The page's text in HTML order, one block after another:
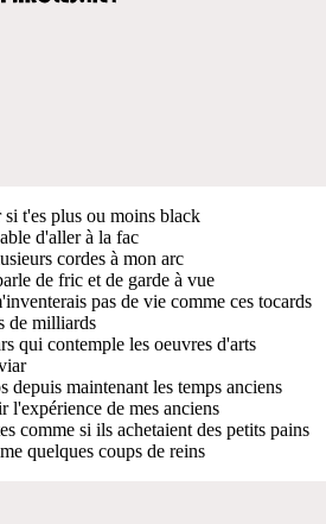
t'es plus ou moins black
d'aller à la fac
cordes à mon arc
de fric et de garde à vue
pas de vie comme ces tocards
de milliards
qui contemple les oeuvres d'arts
depuis maintenant les temps anciens
l'expérience de mes anciens
comme si ils achetaient des petits pains
quelques coups de reins